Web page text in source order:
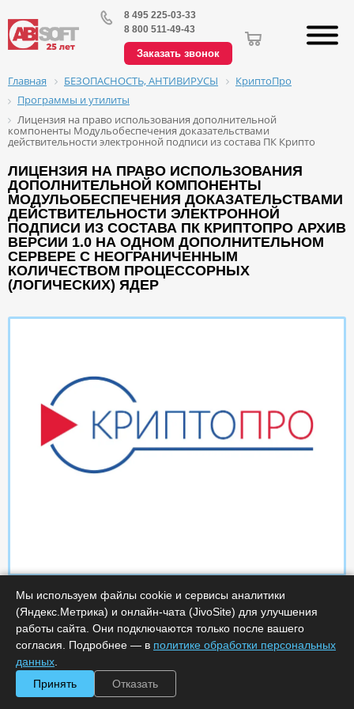
8 495 225-03-33
8 800 511-49-43
Заказать звонок
Главная БЕЗОПАСНОСТЬ, АНТИВИРУСЫ
КриптоПро
Программы и утилиты
Лицензия на право использования дополнительной
компоненты Модульобеспечения доказательствами
действительности электронной подписи из состава ПК Крипто
ЛИЦЕНЗИЯ НА ПРАВО ИСПОЛЬЗОВАНИЯ
ДОПОЛНИТЕЛЬНОЙ КОМПОНЕНТЫ
МОДУЛЬОБЕСПЕЧЕНИЯ ДОКАЗАТЕЛЬСТВАМИ
ДЕЙСТВИТЕЛЬНОСТИ ЭЛЕКТРОННОЙ
ПОДПИСИ ИЗ СОСТАВА ПК КРИПТОПРО АРХИВ
ВЕРСИИ 1.0 НА ОДНОМ ДОПОЛНИТЕЛЬНОМ
СЕРВЕРЕ С НЕОГРАНИЧЕННЫМ
КОЛИЧЕСТВОМ ПРОЦЕССОРНЫХ
(ЛОГИЧЕСКИХ) ЯДЕР
Характеристики
Мы используем файлы cookie и сервисы аналитики
(Яндекс.Метрика) и онлайн-чата (JivoSite) для улучшения
работы сайта. Они подключаются только после вашего
согласия. Подробнее — в политике обработки персональных
данных
Принять
Отказать